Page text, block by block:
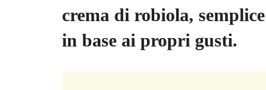
crema di robiola,
in base ai propri gusti.